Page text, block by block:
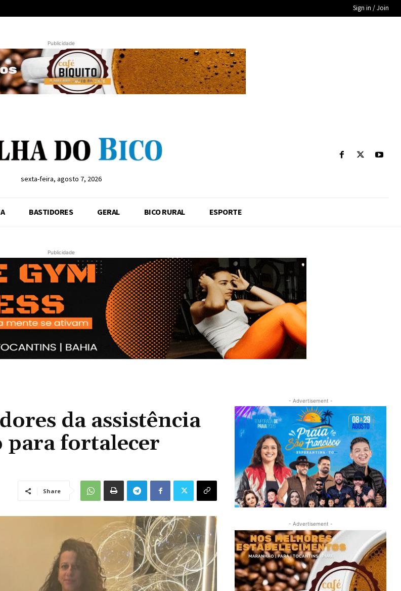
Sign in / Join
Publicidade
sexta-feira, agosto 7, 2026
BASTIDORES GERAL BICO RURAL ESPORTE
Publicidade
da assistência
para fortalecer
Share
- Advertisement -
- Advertisement -